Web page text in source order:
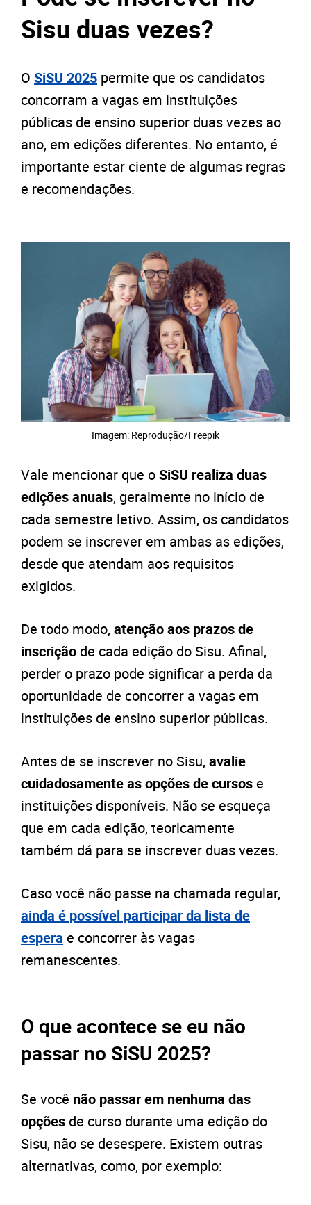
Sisu duas vezes?
O SiSU 2025 permite que os candidatos
concorram a vagas em instituições
públicas de ensino superior duas vezes ao
ano, em edições diferentes. No entanto, é
importante estar ciente de algumas regras
e recomendações.
Imagem: Reprodução/Freepik
Vale mencionar que oSiSU realiza duas
edições anuais, geralmente no início de
cada semestre letivo. Assim, os candidatos
podem se inscrever em ambas as edições,
desde que atendam aos requisitos
exigidos.
De todo modo, atenção aos prazos de
inscrição de cada edição do Sisu. Afinal,
perder o prazo pode significar a perda da
oportunidade de concorrer a vagas em
instituições de ensino superior públicas.
Antes de se inscrever no Sisu, avalie
cuidadosamente as opções de cursos e
instituições disponíveis. Não se esqueça
que em cada edição, teoricamente
também dá para se inscrever duas vezes.
Caso você não passe na chamada regular,
ainda é possível participar da lista de
espera e concorrer às vagas
remanescentes.
O que acontece se eu não
passar no SiSU 2025?
Se você não passar em nenhuma das
opções de curso durante uma edição do
Sisu, não se desespere. Existem outras
alternativas, como, por exemplo: